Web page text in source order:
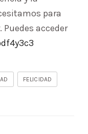
para
acceder
FELICIDAD